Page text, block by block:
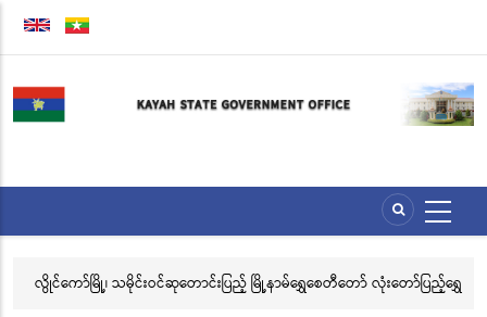
Skip
content
လွိုင်ကော်မြို့၊ သမိုင်းဝင်ဆုတောင်းပြည့် မြို့နာမ်ရွှေစေတီတော် လုံးတော်ပြည့်ရွှေ